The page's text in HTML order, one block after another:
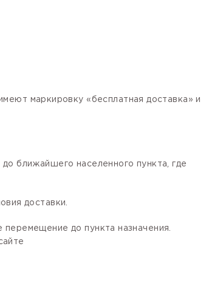
маркировку «бесплатная доставка» и
ближайшего населенного пункта, где
доставки.
до пункта назначения.